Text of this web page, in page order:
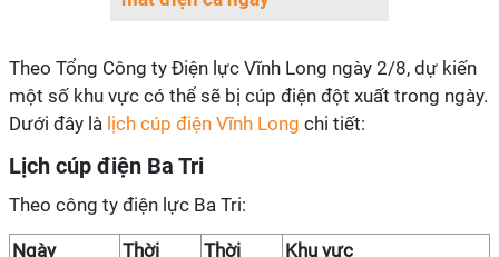
Theo Tổng Công ty Điện lực Vĩnh Long ngày 2/8, dự kiến
một số khu vực có thể sẽ bị cúp điện đột xuất trong ngày.
Dưới đây là lịch cúp điện Vĩnh Long chi tiết:
Lịch cúp điện Ba Tri
Theo công ty điện lực Ba Tri:
Ngày
Thời
Thời
Khu vực